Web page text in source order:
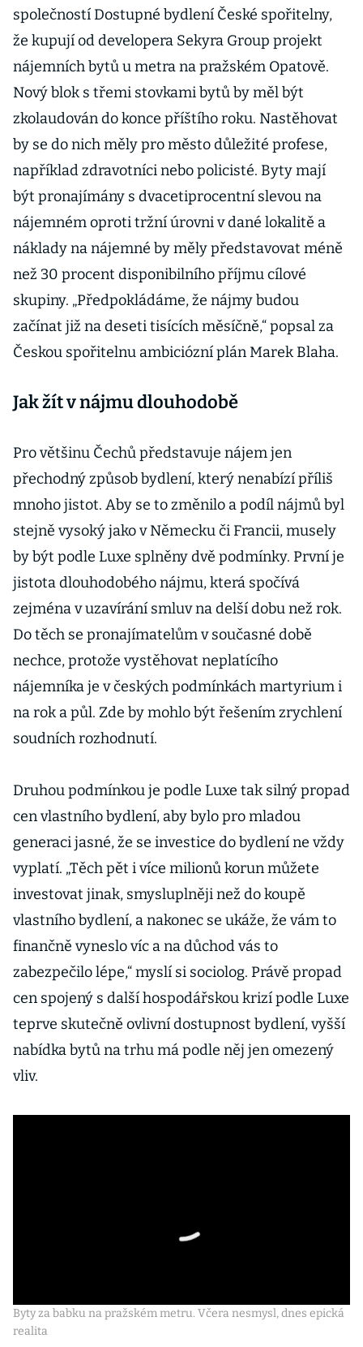
společností Dostupné bydlení České spořitelny,
že kupují od developera Sekyra Group projekt
nájemních bytů u metra na pražském Opatově.
Nový blok s třemi stovkami bytů by měl být
zkolaudován do konce příštího roku. Nastěhovat
by se do nich měly pro město důležité profese,
například zdravotníci nebo policisté. Byty mají
být pronajímány s dvacetiprocentní slevou na
nájemném oproti tržní úrovni v dané lokalitě a
náklady na nájemné by měly představovat méně
než 30 procent disponibilního příjmu cílové
skupiny. „Předpokládáme, že nájmy budou
začínat již na deseti tisících měsíčně,“ popsal za
Českou spořitelnu ambiciózní plán Marek Blaha.
Jak žít v nájmu dlouhodobě
Pro většinu Čechů představuje nájem jen
přechodný způsob bydlení, který nenabízí příliš
mnoho jistot. Aby se to změnilo a podíl nájmů byl
stejně vysoký jako v Německu či Francii, musely
by být podle Luxe splněny dvě podmínky. První je
jistota dlouhodobého nájmu, která spočívá
zejména v uzavírání smluv na delší dobu než rok.
Do těch se pronajímatelům v současné době
nechce, protože vystěhovat neplatícího
nájemníka je v českých podmínkách martyrium i
na rok a půl. Zde by mohlo být řešením zrychlení
soudních rozhodnutí.
Druhou podmínkou je podle Luxe tak silný propad
cen vlastního bydlení, aby bylo pro mladou
generaci jasné, že se investice do bydlení ne vždy
vyplatí. „Těch pět i více milionů korun můžete
investovat jinak, smysluplněji než do koupě
vlastního bydlení, a nakonec se ukáže, že vám to
finančně vyneslo víc a na důchod vás to
zabezpečilo lépe,“ myslí si sociolog. Právě propad
cen spojený s další hospodářskou krizí podle Luxe
teprve skutečně ovlivní dostupnost bydlení, vyšší
nabídka bytů na trhu má podle něj jen omezený
vliv.
Byty za babku na pražském metru. Včera nesmysl, dnes epická
realita